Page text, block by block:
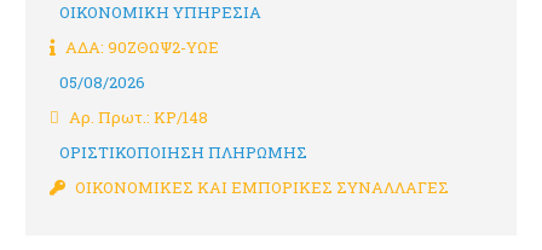
ΟΙΚΟΝΟΜΙΚΗ ΥΠΗΡΕΣΙΑ
ΑΔΑ: 90ΖΘΩΨ2-ΥΩΕ
05/08/2026
Αρ. Πρωτ.: ΚΡ/148
ΟΡΙΣΤΙΚΟΠΟΙΗΣΗ ΠΛΗΡΩΜΗΣ
ΟΙΚΟΝΟΜΙΚΕΣ ΚΑΙ ΕΜΠΟΡΙΚΕΣ ΣΥΝΑΛΛΑΓΕΣ